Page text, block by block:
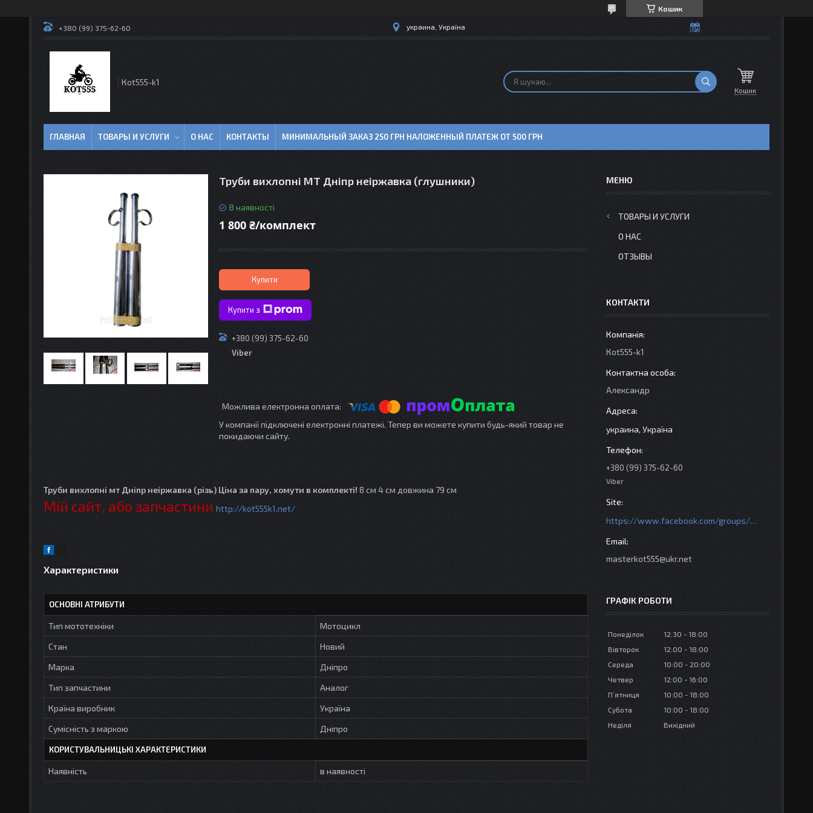
Кошик
+380 (99) 375-62-60 украина, Україна
Кot555-k1
Кошик
ГЛАВНАЯ ТОВАРЫ И УСЛУГИ О НАС КОНТАКТЫ МИНИМАЛЬНЫЙ ЗАКАЗ 250 ГРН НАЛОЖЕННЫЙ ПЛАТЕЖ ОТ 500 ГРН
Труби вихлопні МТ Дніпр неіржавка (глушники)
В наявності
1 800 ₴/комплект
Купити
Купити з
+380 (99) 375-62-60
Viber
У компанії підключені електронні платежі. Тепер ви можете купити будь-який товар не
покидаючи сайту.
Труби вихлопні мт Дніпр неіржавка (різь) Ціна за пару, хомути в комплекті! 8 см 4 см довжина 79 см
Мій сайт, або запчастини http://kot555k1.net/
Характеристики
ОСНОВНІ АТРИБУТИ
Тип мототехніки
Мотоцикл
Стан
Новий
Марка
Дніпро
Тип запчастини
Аналог
Країна виробник
Україна
Сумісність з маркою
Дніпро
КОРИСТУВАЛЬНИЦЬКІ ХАРАКТЕРИСТИКИ
Наявність в наявності
ТОВАРЫ И УСЛУГИ
О НАС
ОТЗЫВЫ
КОНТАКТИ
Кot555-k1
Александр
украина, Україна
+380 (99) 375-62-60
Viber
https://www.facebook.com/groups/httpsmotoshara.net
masterkot555@ukr.net
ГРАФІК РОБОТИ
Понеділок 12:30
18:00
Вівторок
12:00
18:00
Середа
10:00
20:00
Четвер
12:00
16:00
Пʼятниця
10:00
18:00
Субота
10:00
18:00
Неділя
Вихідний